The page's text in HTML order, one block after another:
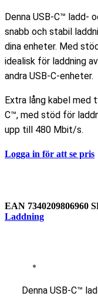
Denna USB-C™ ladd-
snabb och stabil
dina enheter. Med
idealisk för laddning
andra USB-C-enheter.
Extra lång kabel med
C™, med stöd för
upp till 480 Mbit/s.
Logga in för att se pris
EAN ‌‌‌7340209806960
Laddning
Denna USB-C™